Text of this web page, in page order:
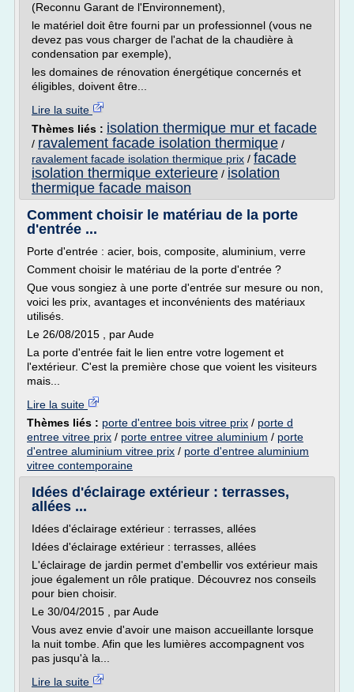
(Reconnu Garant de l'Environnement),
le matériel doit être fourni par un professionnel (vous ne
devez pas vous charger de l'achat de la chaudière à
condensation par exemple),
les domaines de rénovation énergétique concernés et
éligibles, doivent être...
Lire la suite
Thèmes liés : isolation thermique mur et facade
/ ravalement facade isolation thermique /
ravalement facade isolation thermique prix / facade
isolation thermique exterieure / isolation
thermique facade maison
Comment choisir le matériau de la porte
d'entrée ...
Porte d'entrée : acier, bois, composite, aluminium, verre
Comment choisir le matériau de la porte d'entrée ?
Que vous songiez à une porte d'entrée sur mesure ou non,
voici les prix, avantages et inconvénients des matériaux
utilisés.
Le 26/08/2015 , par Aude
La porte d'entrée fait le lien entre votre logement et
l'extérieur. C'est la première chose que voient les visiteurs
mais...
Lire la suite
Thèmes liés : porte d'entree bois vitree prix / porte d
entree vitree prix / porte entree vitree aluminium / porte
d'entree aluminium vitree prix / porte d'entree aluminium
vitree contemporaine
Idées d'éclairage extérieur : terrasses,
allées ...
Idées d'éclairage extérieur : terrasses, allées
Idées d'éclairage extérieur : terrasses, allées
L'éclairage de jardin permet d'embellir vos extérieur mais
joue également un rôle pratique. Découvrez nos conseils
pour bien choisir.
Le 30/04/2015 , par Aude
Vous avez envie d'avoir une maison accueillante lorsque
la nuit tombe. Afin que les lumières accompagnent vos
pas jusqu'à la...
Lire la suite